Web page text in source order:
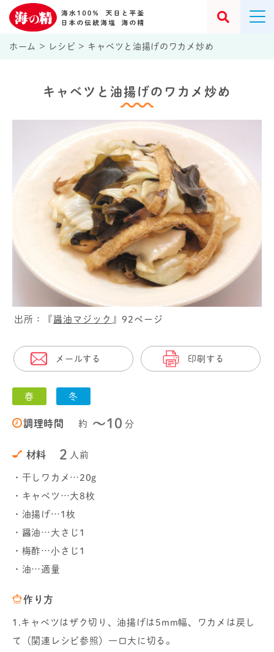
ホーム > レシピ > キャベツと油揚げのワカメ炒め
キャベツと油揚げのワカメ炒め
出所：『 醤油マジック 』92ページ
メールする 印刷する
春 冬
調理時間 約 〜10 分
材料 2 人前
・干しワカメ…20g
・キャベツ…大8枚
・油揚げ…1枚
・醤油…大さじ1
・梅酢…小さじ1
・油…適量
作り方
1.キャベツはザク切り、油揚げは5mm幅、ワカメは戻し
て（関連レシピ参照）一口大に切る。